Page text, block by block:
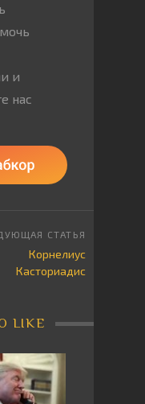
и
нас
Корнелиус
Касториадис
LIKE